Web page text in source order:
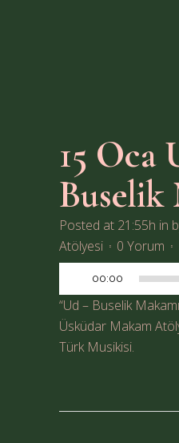
15 Oca
Buselik
Posted at 21:55h in
Atölyesi
0 Yorum
00:00
“Ud – Buselik
Üsküdar Makam
Türk Musikisi.